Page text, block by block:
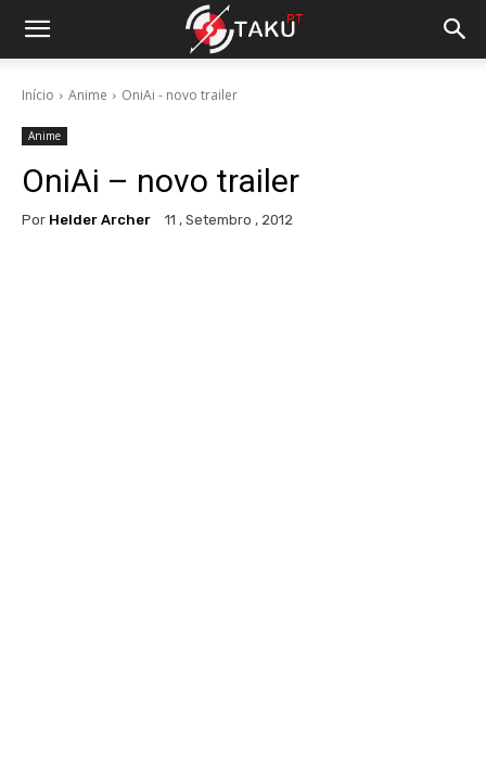
Início Anime OniAi - novo trailer
Anime
OniAi – novo trailer
Por Helder Archer 11 , Setembro , 2012